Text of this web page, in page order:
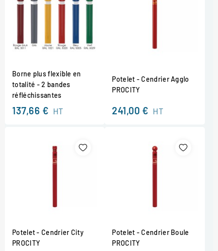
Borne plus flexible en
totalité - 2 bandes
réfléchissantes
137,66 € HT
Potelet - Cendrier Agglo
PROCITY
241,00 € HT
Potelet - Cendrier City
PROCITY
Potelet - Cendrier Boule
PROCITY